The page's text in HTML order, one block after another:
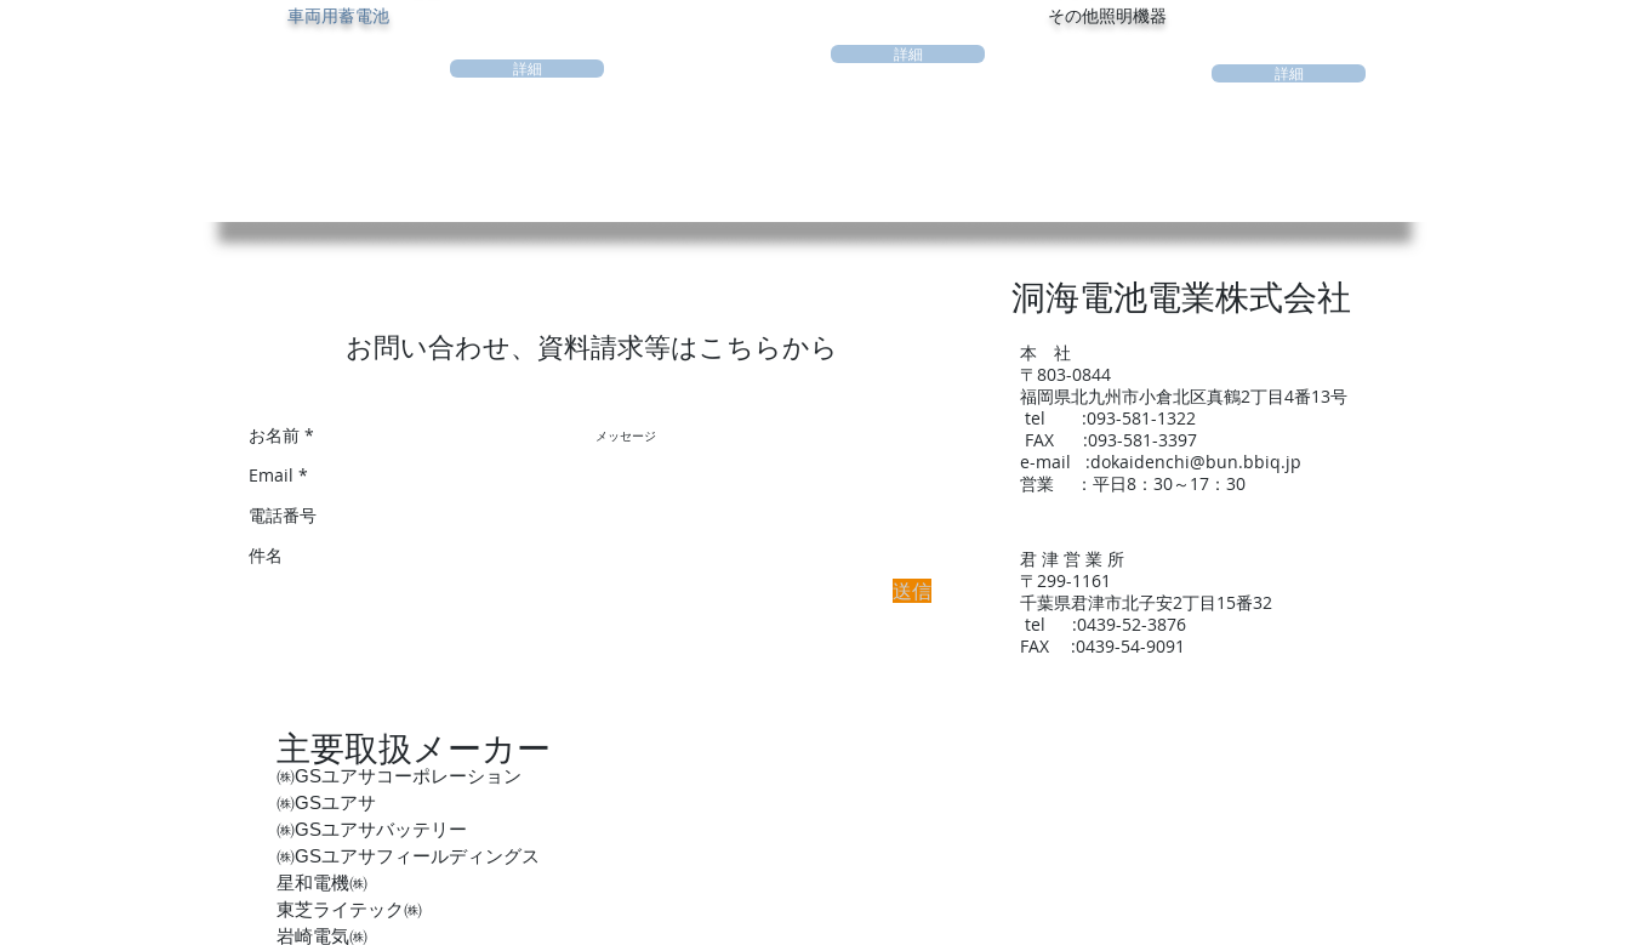
車両用蓄電池
詳細
詳細
​その他照明機器
詳細
洞海電池電業株式会社
お問い合わせ、資料請求等はこちらから
送信
本 社
〒803-0844
福岡県北九州市小倉北区真鶴2丁目4番13号
tel :093-581-1322
FAX :093-581-3397
e-mail :dokaidenchi@bun.bbiq.jp
営業 ：平日8：30～17：30
君 津 営 業 所
〒299-1161
千葉県君津市北子安2丁目15番32
tel :0439-52-3876
FAX :0439-54-9091
主要取扱メーカー
㈱GSユアサコーポレーション
㈱GSユアサ
㈱GSユアサバッテリー
㈱GSユアサフィールディングス
星和電機㈱
東芝ライテック㈱
岩崎電気㈱